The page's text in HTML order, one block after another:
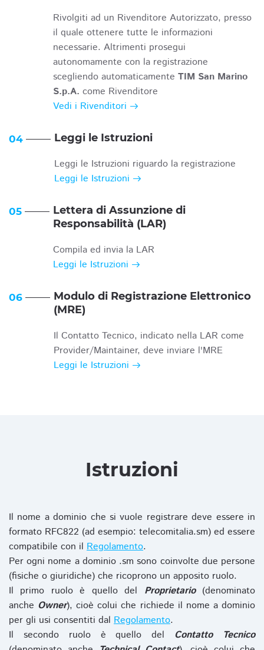
Rivolgiti ad un Rivenditore Autorizzato, presso
il quale ottenere tutte le informazioni
necessarie. Altrimenti prosegui
autonomamente con la registrazione
scegliendo automaticamente TIM San Marino
S.p.A. come Rivenditore
Vedi i Rivenditori
04 Leggi le Istruzioni
Leggi le Istruzioni riguardo la registrazione
Leggi le Istruzioni
05
Lettera di Assunzione di
Responsabilità (LAR)
Compila ed invia la LAR
Leggi le Istruzioni
06
Modulo di Registrazione Elettronico
(MRE)
Il Contatto Tecnico, indicato nella LAR come
Provider/Maintainer, deve inviare l'MRE
Leggi le Istruzioni
Istruzioni
Il nome a dominio che si vuole registrare deve essere in
formato RFC822 (ad esempio: telecomitalia.sm) ed essere
compatibile con il Regolamento.
Per ogni nome a dominio .sm sono coinvolte due persone
(fisiche o giuridiche) che ricoprono un apposito ruolo.
Il primo ruolo è quello del Proprietario(denominato
anche Owner), cioè colui che richiede il nome a dominio
per gli usi consentiti dal Regolamento.
Il secondo ruolo è quello del Contatto Tecnico